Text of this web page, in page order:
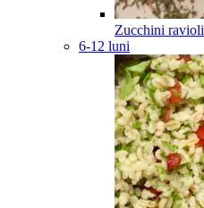
Zucchini ravioli
6-12 luni